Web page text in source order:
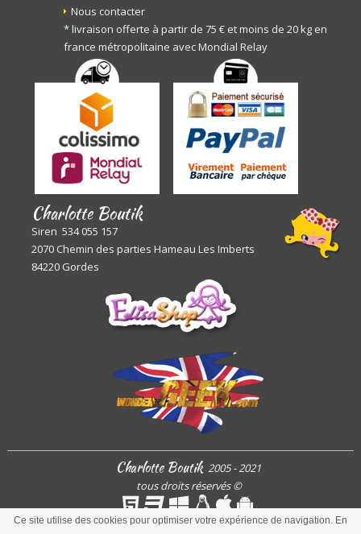
Ce site utilise des cookies pour optimiser votre expérience de navigation. En
Nous contacter
* livraison offerte à partir de 75 € et moins de 20 kg en
france métropolitaine avec Mondial Relay
Charlotte Boutik
Siren 534 055 157
2070 Chemin des parties Hameau Les Imberts
84220 Gordes
Charlotte Boutik 2005 - 2021
tous droits réservés©